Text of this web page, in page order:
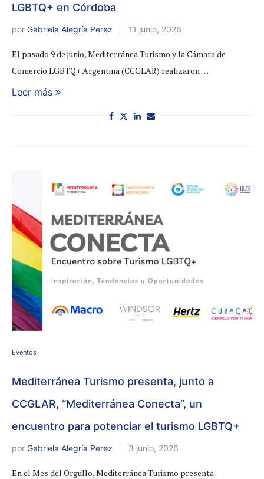
LGBTQ+ en Córdoba
por Gabriela Alegría Perez 11 junio, 2026
El pasado 9 de junio, Mediterránea Turismo y la Cámara de
Comercio LGBTQ+ Argentina (CCGLAR) realizaron …
Leer más
Eventos
Mediterránea Turismo presenta, junto a
CCGLAR, “Mediterránea Conecta”, un
encuentro para potenciar el turismo LGBTQ+
por Gabriela Alegría Perez 3 junio, 2026
En el Mes del Orgullo, Mediterránea Turismo presenta